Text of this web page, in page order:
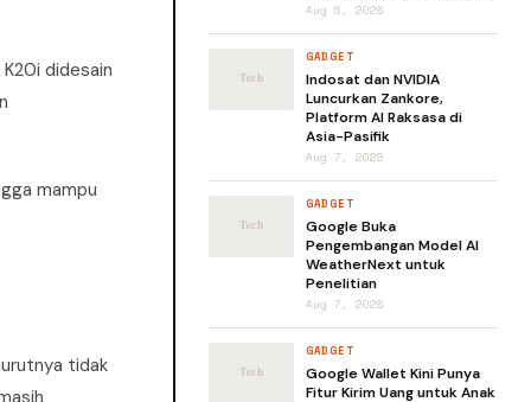
didesain
mampu
tidak
Aug 6, 2026
GADGET
Indosat dan NVIDIA
Luncurkan Zankore,
Platform AI Raksasa di
Asia-Pasifik
Aug 7, 2026
GADGET
Google Buka
Pengembangan Model AI
WeatherNext untuk
Penelitian
Aug 7, 2026
GADGET
Google Wallet Kini Punya
Fitur Kirim Uang untuk Anak